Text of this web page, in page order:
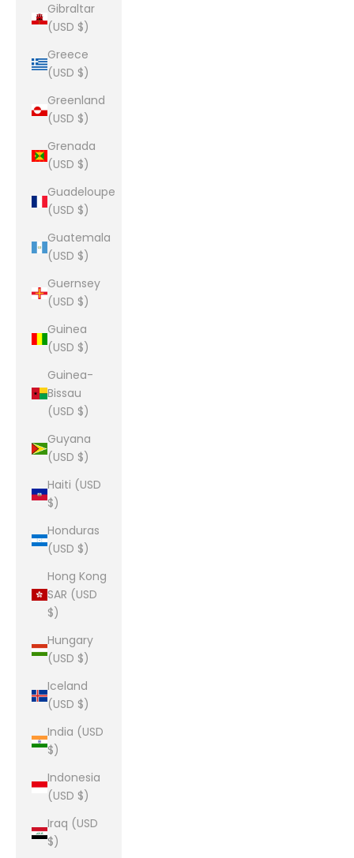
Gibraltar
(USD $)
Greece
(USD $)
Greenland
(USD $)
Grenada
(USD $)
Guadeloupe
(USD $)
Guatemala
(USD $)
Guernsey
(USD $)
Guinea
(USD $)
Guinea-
Bissau
(USD $)
Guyana
(USD $)
Haiti (USD
$)
Honduras
(USD $)
Hong Kong
SAR (USD
$)
Hungary
(USD $)
Iceland
(USD $)
India (USD
$)
Indonesia
(USD $)
Iraq (USD
$)